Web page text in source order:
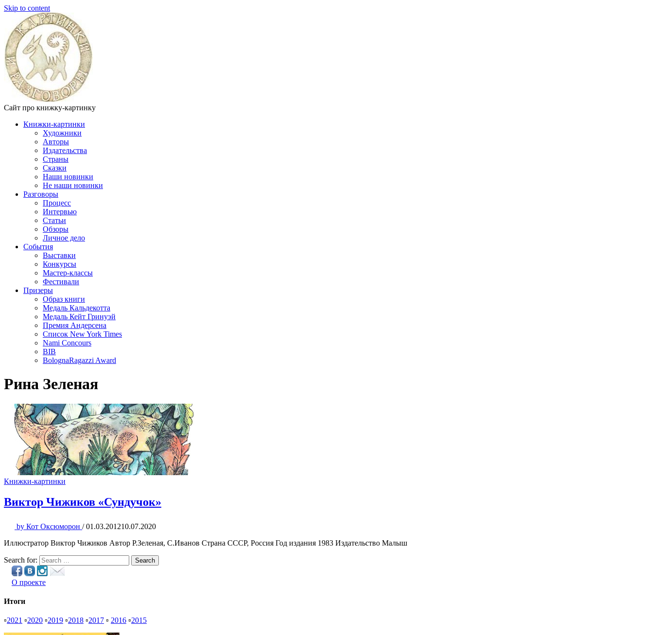
Skip to content
Сайт про книжку-картинку
Книжки-картинки
Художники
Авторы
Издательства
Страны
Сказки
Наши новинки
Не наши новинки
Разговоры
Процесс
Интервью
Статьи
Обзоры
Личное дело
События
Выставки
Конкурсы
Мастер-классы
Фестивали
Призеры
Образ книги
Медаль Кальдекотта
Медаль Кейт Гринуэй
Премия Андерсена
Список New York Times
Nami Concours
BIB
BolognaRagazzi Award
Рина Зеленая
Книжки-картинки
Виктор Чижиков «Сундучок»
by Кот Оксюморон / 01.03.201210.07.2020
Иллюстратор Виктор Чижиков Автор Р.Зеленая, С.Иванов Страна СССР, Россия Год издания 1983 Издательство Малыш
Search for: Search
О проекте
Итоги
▫2021 ▫2020 ▫2019 ▫2018 ▫2017 ▫ 2016 ▫2015